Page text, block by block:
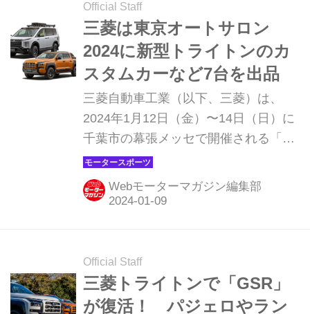
Official Staff
三菱は東京オートサロン
2024に新型トライトンのカ
スタムカーなど7台を出品
三菱自動車工業（以下、三菱）は、
2024年1月12日（金）〜14日（日）に
千葉市の幕張メッセで開催される「東
京オートサロン 2024（以下、TAS）」
に、同年2月に発売を予定している新
型トライトンを中心に、合計7台を参
Webモーターマガジン編集部
Official Staff
三菱トライトンで「GSR」
が復活！ パジェロやラン